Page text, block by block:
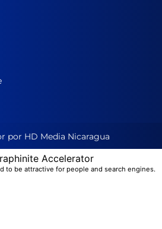
por HD Media Nicaragua
Accelerator
to be attractive for people and search engines.